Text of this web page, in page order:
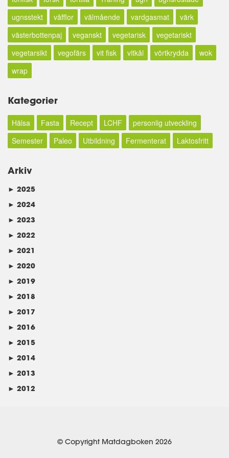
ugnsstekt
våfflor välmående vardgasmat
värk
västerbottenpaj
veganskt vegetarisk
vegetariskt
vegetarsikt
vegofärs vit fisk vitkål vörtkrydda
wok
wrap
Kategorier
Hälsa Fasta Recept LCHF
personlig utveckling
Semester
Paleo Utbildning Fermenterat Laktosfritt
Arkiv
► 2025
► 2024
► 2023
► 2022
► 2021
► 2020
► 2019
► 2018
► 2017
► 2016
► 2015
► 2014
► 2013
► 2012
© Copyright Matdagboken 2026